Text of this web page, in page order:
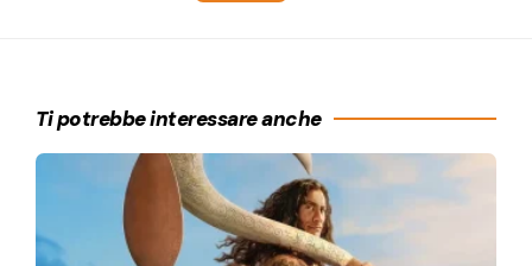
Ti potrebbe interessare anche